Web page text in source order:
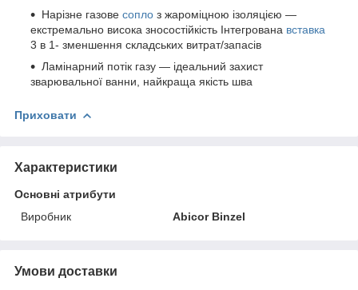
Нарізне газове сопло з жароміцною ізоляцією —
екстремально висока зносостійкість Інтегрована вставка
3 в 1- зменшення складських витрат/запасів
Ламінарний потік газу — ідеальний захист
зварювальної ванни, найкраща якість шва
Приховати
Характеристики
Основні атрибути
Виробник
Abicor Binzel
Умови доставки